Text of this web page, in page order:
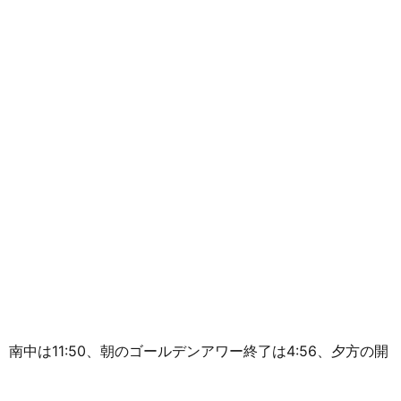
中は11:50、朝のゴールデンアワー終了は4:56、夕方の開